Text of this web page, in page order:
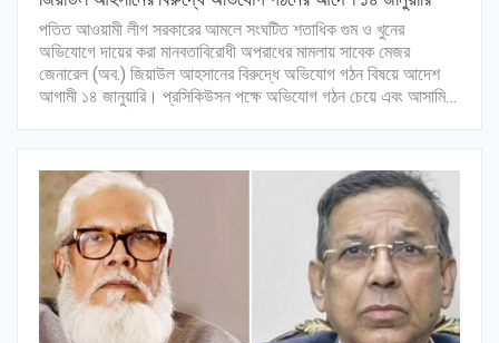
পতিত আওয়ামী লীগ সরকারের আমলে সংঘটিত শতাধিক গুম ও খুনের
অভিযোগে দায়ের করা মানবতাবিরোধী অপরাধের মামলায় সাবেক মেজর
জেনারেল (অব.) জিয়াউল আহসানের বিরুদ্ধে অভিযোগ গঠন বিষয়ে আদেশ
আগামী ১৪ জানুয়ারি। প্রসিকিউসন পক্ষে অভিযোগ গঠন চেয়ে এবং আসামি…